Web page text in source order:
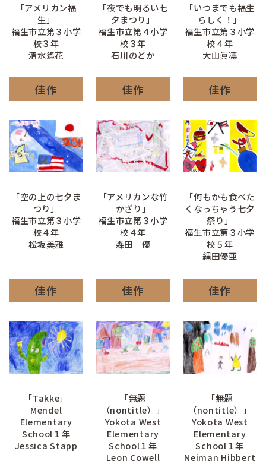
「アメリカン福
生」
福生市立第３小学
校３年
清水遙花
「夜でも明るい七
夕まつり」
福生市立第４小学
校３年
石川のどか
「いつまでも福生
らしく！」
福生市立第３小学
校４年
大山眞凛
佳作
「空の上の七夕ま
つり」
福生市立第３小学
校４年
松坂美雅
佳作
「アメリカンな竹
かざり」
福生市立第３小学
校４年
森田 優
佳作
「何もかも食べた
くなっちゃう七夕
祭り」
福生市立第３小学
校５年
縄田優亜
佳作
「Takke」
Mendel
Elementary
School１年
Jessica Stapp
佳作
「無題
（nontitle）」
Yokota West
Elementary
School１年
Leon Cowell
佳作
「無題
（nontitle）」
Yokota West
Elementary
School１年
Neiman Hibbert